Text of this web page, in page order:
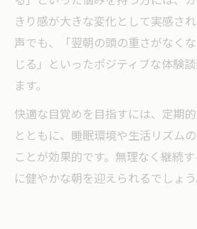
きり感が大きな変化として実感さ
声でも、「翌朝の頭の重さがなく
じる」といったポジティブな体験
ます。
快適な目覚めを目指すには、定期
とともに、睡眠環境や生活リズム
ことが効果的です。無理なく継続
に健やかな朝を迎えられるでしょう